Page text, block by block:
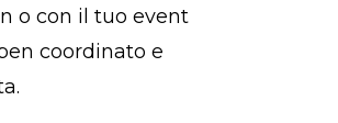
o con il tuo event
coordinato e